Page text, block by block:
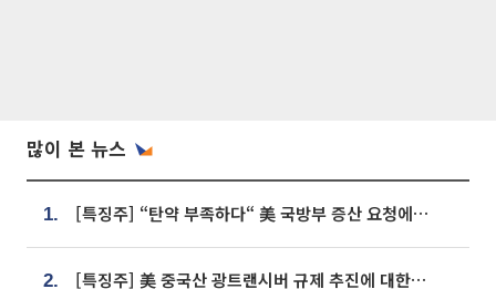
많이 본 뉴스
1. [특징주] “탄약 부족하다“ 美 국방부 증산 요청에⋯국내 방산주 급등세
2. [특징주] 美 중국산 광트랜시버 규제 추진에 대한광통신 등 광통신株 강세